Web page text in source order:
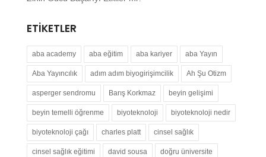
ETIKETLER
aba academy aba eğitim aba kariyer aba Yayın
Aba Yayıncılık adım adım biyogirişimcilik Ah Şu Otizm
asperger sendromu Barış Korkmaz beyin gelişimi
beyin temelli öğrenme biyoteknoloji biyoteknoloji nedir
biyoteknoloji çağı charles platt cinsel sağlık
cinsel sağlık eğitimi david sousa doğru üniversite